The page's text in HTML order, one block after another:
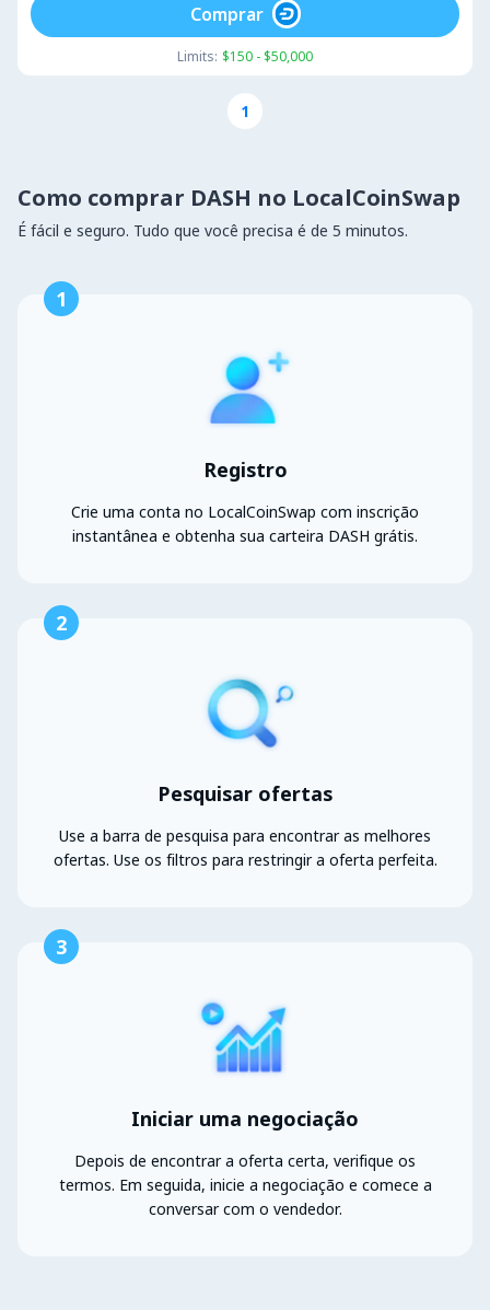
Limits: $150 - $50,000
Comprar
1
Como comprar DASH no LocalCoinSwap
É fácil e seguro. Tudo que você precisa é de 5 minutos.
1
Registro
Crie uma conta no LocalCoinSwap com inscrição
instantânea e obtenha sua carteira DASH grátis.
2
Pesquisar ofertas
Use a barra de pesquisa para encontrar as melhores
ofertas. Use os filtros para restringir a oferta perfeita.
3
Iniciar uma negociação
Depois de encontrar a oferta certa, verifique os
termos. Em seguida, inicie a negociação e comece a
conversar com o vendedor.